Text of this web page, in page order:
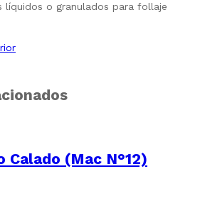
líquidos o granulados para follaje
Calado (Mac N°12)